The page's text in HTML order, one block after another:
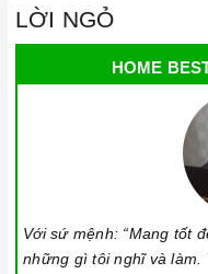
LỜI NGỎ
HOME
Với sứ mệnh: “Mang tốt
những gì tôi nghĩ và làm.